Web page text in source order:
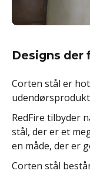
Designs der
Corten stål er
RedFire tilbyder
stål, der er et
en måde, der er
Corten stål